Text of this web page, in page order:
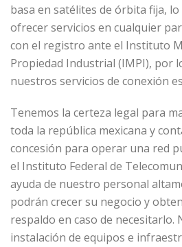
basa en satélites de órbita fija,
ofrecer servicios en cualquier
con el registro ante el Instituto
Propiedad Industrial (IMPI), por
nuestros servicios de conexión
Tenemos la certeza legal para
toda la república mexicana y
concesión para operar una red
el Instituto Federal de
ayuda de nuestro personal
podrán crecer su negocio y
respaldo en caso de necesitarlo.
instalación de equipos e